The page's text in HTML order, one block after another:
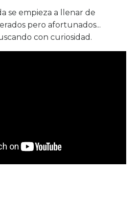
se empieza a llenar de
pero afortunados...
con curiosidad.